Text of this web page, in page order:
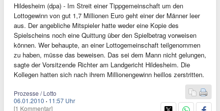
Hildesheim (dpa) - Im Streit einer Tippgemeinschaft um den
Lottogewinn von gut 1,7 Millionen Euro geht einer der Männer leer
aus. Der angebliche Mitspieler hatte weder eine Kopie des
Spielscheins noch eine Quittung über den Spielbetrag vorweisen
können. Wer behaupte, an einer Lottogemeinschaft teilgenommen
zu haben, müsse das beweisen. Das sei dem Mann nicht gelungen,
sagte der Vorsitzende Richter am Landgericht Hildesheim. Die
Kollegen hatten sich nach ihrem Millionengewinn heillos zerstritten.
Prozesse / Lotto
06.01.2010 · 11:57 Uhr
[1 Kommentar]